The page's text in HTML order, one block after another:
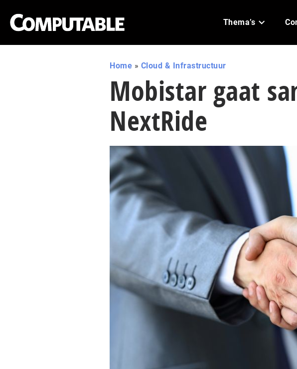
Thema’s
Home » Cloud & Infrastructuur
Mobistar gaat
NextRide